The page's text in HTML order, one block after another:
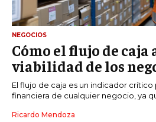
NEGOCIOS
Cómo el flujo de caja
viabilidad de los
El flujo de caja es un indicador crítico
financiera de cualquier negocio, ya
Ricardo Mendoza